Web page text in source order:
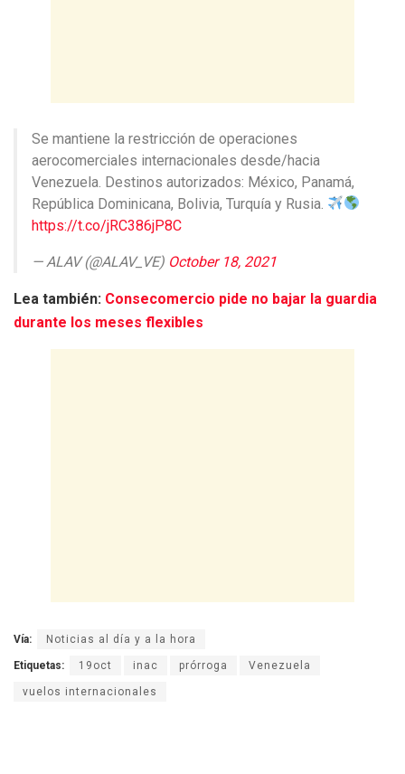
Se mantiene la restricción de operaciones
aerocomerciales internacionales desde/hacia
Venezuela. Destinos autorizados: México, Panamá,
República Dominicana, Bolivia, Turquía y Rusia.
https://t.co/jRC386jP8C
— ALAV (@ALAV_VE) October 18, 2021
Lea también: Consecomercio pide no bajar la guardia
durante los meses flexibles
Vía: Noticias al día y a la hora
Etiquetas: 19oct inac prórroga Venezuela
vuelos internacionales